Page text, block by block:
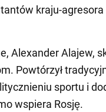
kraju-
Alexander Alajew,
Powtórzył
sportu i
wspiera Rosję.